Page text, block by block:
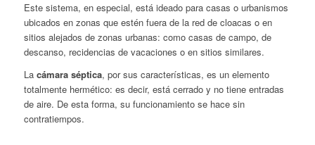
Este sistema, en especial, está ideado para casas o urbanismos
ubicados en zonas que estén fuera de la red de cloacas o en
sitios alejados de zonas urbanas: como casas de campo, de
descanso, recidencias de vacaciones o en sitios similares.
La cámara séptica, por sus características, es un elemento
totalmente hermético: es decir, está cerrado y no tiene entradas
de aire. De esta forma, su funcionamiento se hace sin
contratiempos.